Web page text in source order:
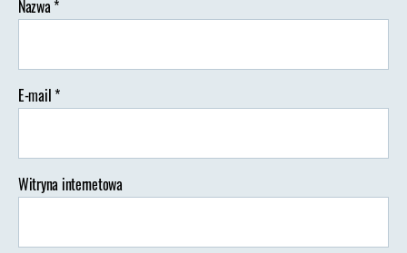
Nazwa*
E-mail*
Witryna internetowa